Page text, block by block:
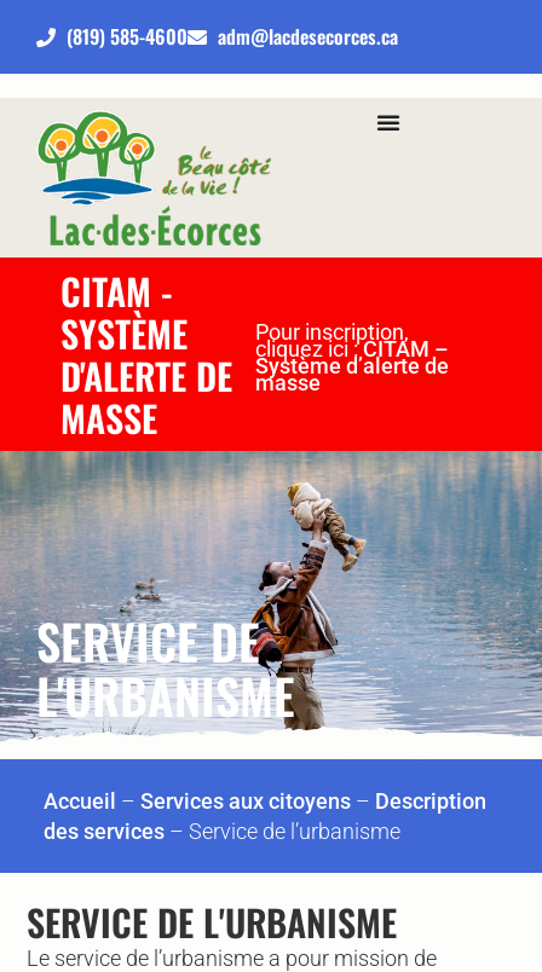
(819) 585-4600 adm@lacdesecorces.ca
CITAM -
SYSTÈME
D'ALERTE DE
MASSE
Pour inscription,
cliquez ici :CITAM –
Système d’alerte de
masse
SERVICE DE
L'URBANISME
Accueil – Services aux citoyens– Description
des services– Service de l’urbanisme
SERVICE DE L'URBANISME
Le service de l’urbanisme a pour mission de